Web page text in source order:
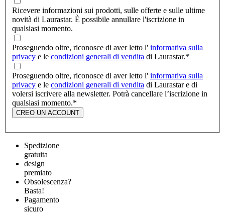
Ricevere informazioni sui prodotti, sulle offerte e sulle ultime
novità di Laurastar. È possibile annullare l'iscrizione in
qualsiasi momento.
Proseguendo oltre, riconosce di aver letto l' informativa sulla
privacy e le condizioni generali di vendita di Laurastar.*
Proseguendo oltre, riconosce di aver letto l' informativa sulla
privacy e le condizioni generali di vendita di Laurastar e di
volersi iscrivere alla newsletter. Potrà cancellare l’iscrizione in
qualsiasi momento.*
CREO UN ACCOUNT
Spedizione
gratuita
design
premiato
Obsolescenza?
Basta!
Pagamento
sicuro